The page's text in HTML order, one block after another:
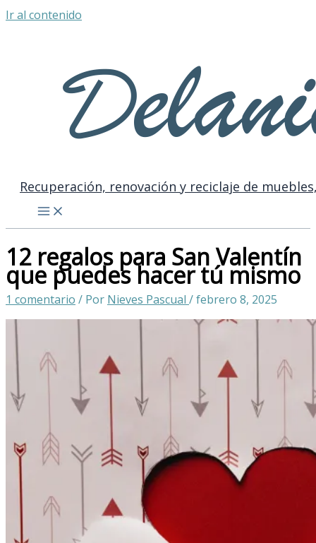
Ir al contenido
Recuperación, renovación y reciclaje de
12 regalos para San Valentín
que puedes hacer tú mismo
1 comentario / Por Nieves Pascual /febrero 8, 2025